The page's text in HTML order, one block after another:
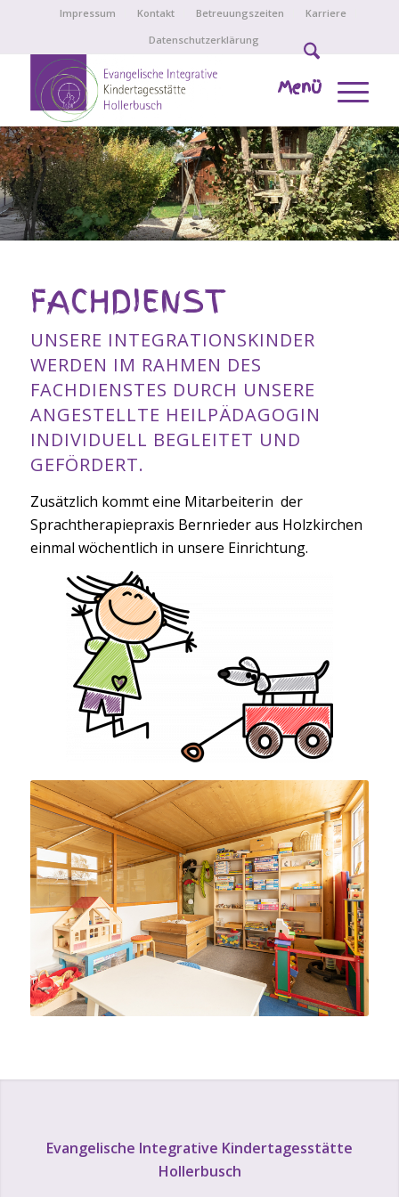
Impressum Kontakt Betreuungszeiten
Karriere
Datenschutzerklärung
Menü
FACHDIENST
UNSERE INTEGRATIONSKINDER
WERDEN IM RAHMEN DES
FACHDIENSTES DURCH UNSERE
ANGESTELLTE HEILPÄDAGOGIN
INDIVIDUELL BEGLEITET UND
GEFÖRDERT.
Zusätzlich kommt eine Mitarbeiterin der
Sprachtherapiepraxis Bernrieder aus Holzkirchen
einmal wöchentlich in unsere Einrichtung.
Evangelische Integrative Kindertagesstätte
Hollerbusch